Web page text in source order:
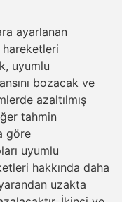
ayarlanan
hareketleri
uyumlu
bozacak ve
azaltılmış
tahmin
göre
uyumlu
hakkında daha
uzakta